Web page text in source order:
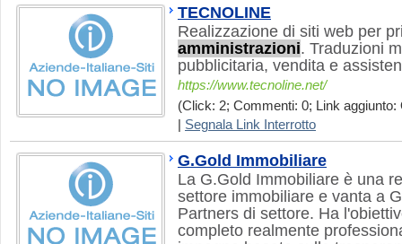
TECNOLINE
Realizzazione di siti web per
amministrazioni. Traduzioni
pubblicitaria, vendita e
https://www.tecnoline.net/
(Click: 2; Commenti: 0; Link aggiunto:
Segnala Link Interrotto
G.Gold Immobiliare
La G.Gold Immobiliare è una
settore immobiliare e vanta a
Partners di settore. Ha
completo realmente